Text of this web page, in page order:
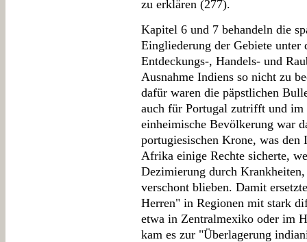
zu erklären (277).
Kapitel 6 und 7 behandeln die
Eingliederung der Gebiete
Entdeckungs-, Handels- und
Ausnahme Indiens so nicht zu
dafür waren die päpstlichen
auch für Portugal zutrifft und
einheimische Bevölkerung war
portugiesischen Krone, was den
Afrika einige Rechte sicherte,
Dezimierung durch
verschont blieben. Damit
Herren" in Regionen mit stark
etwa in Zentralmexiko oder im
kam es zur "Überlagerung